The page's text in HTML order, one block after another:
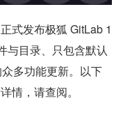
式发布极狐 GitLab 1
与目录、只包含默认
多功能更新。以下
情，请查阅。